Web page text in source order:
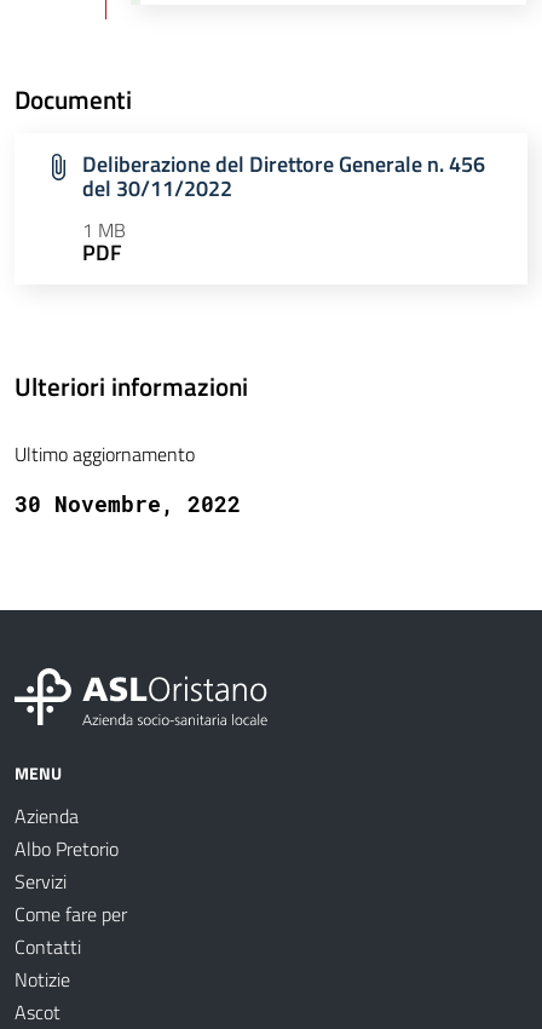
Documenti
Deliberazione del Direttore Generale n. 456
del 30/11/2022
1 MB
PDF
Ulteriori informazioni
Ultimo aggiornamento
30 Novembre, 2022
MENU
Azienda
Albo Pretorio
Servizi
Come fare per
Contatti
Notizie
Ascot